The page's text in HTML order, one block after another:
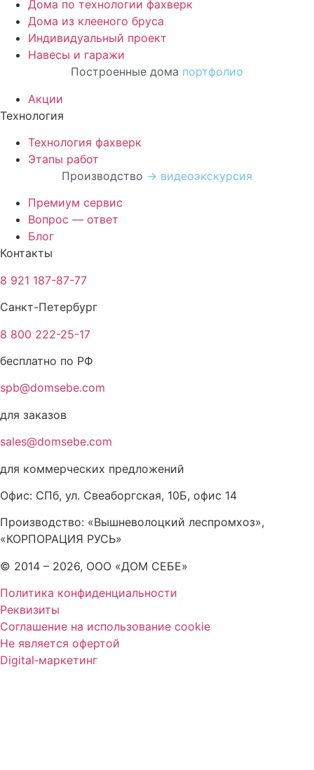
Дома по технологии фахверк
Дома из клееного бруса
Индивидуальный проект
Навесы и гаражи
Построенные дома портфолио
Акции
Технология
Технология фахверк
Этапы работ
Производство → видеоэкскурсия
Премиум сервис
Вопрос — ответ
Блог
Контакты
8 921 187-87-77
Санкт-Петербург
8 800 222-25-17
бесплатно по РФ
spb@domsebe.com
для заказов
sales@domsebe.com
для коммерческих предложений
Офис: СПб, ул. Свеаборгская, 10Б, офис 14
Производство: «Вышневолоцкий леспромхоз»,
«КОРПОРАЦИЯ РУСЬ»
© 2014 – 2026, ООО «ДОМ СЕБЕ»
Политика конфиденциальности
Реквизиты
Соглашение на использование cookie
Не является офертой
Digital‑маркетинг